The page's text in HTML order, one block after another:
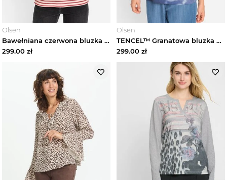
Olsen
Bawełniana czerwona bluzka damska Edda w paski - Urban Lights Olsen
299.00 zł
Olsen
TENCEL™ Granatowa bluzka damska Cosima ze wzorem – Back in Bloom Olsen
299.00 zł